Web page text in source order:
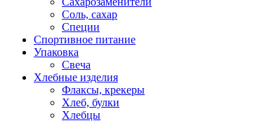
Соль, сахар
Специи
Спортивное питание
Упаковка
Свеча
Хлебные изделия
Флаксы, крекеры
Хлеб, булки
Хлебцы